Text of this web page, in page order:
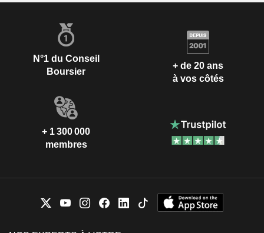
N°1 du Conseil
Boursier
+ de 20 ans
à vos côtés
+ 1 300 000
membres